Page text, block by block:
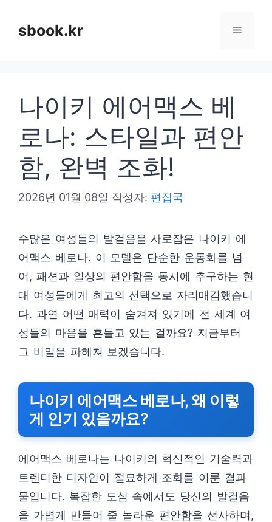
sbook.kr 메
나이키 에어맥스 베
로나: 스타일과 편안
함, 완벽 조화!
2026년 01월 08일 작성자: 편집국
수많은 여성들의 발걸음을 사로잡은 나이키 에
어맥스 베로나. 이 모델은 단순한 운동화를 넘
어, 패션과 일상의 편안함을 동시에 추구하는 현
대 여성들에게 최고의 선택으로 자리매김했습니
다. 과연 어떤 매력이 숨겨져 있기에 전 세계 여
성들의 마음을 흔들고 있는 걸까요? 지금부터
그 비밀을 파헤쳐 보겠습니다.
나이키 에어맥스 베로나, 왜 이렇
게 인기 있을까요?
에어맥스 베로나는 나이키의 혁신적인 기술력과
트렌디한 디자인이 절묘하게 조화를 이룬 결과
물입니다. 복잡한 도심 속에서도 당신의 발걸음
을 가볍게 만들어 줄 놀라운 편안함을 선사하며,